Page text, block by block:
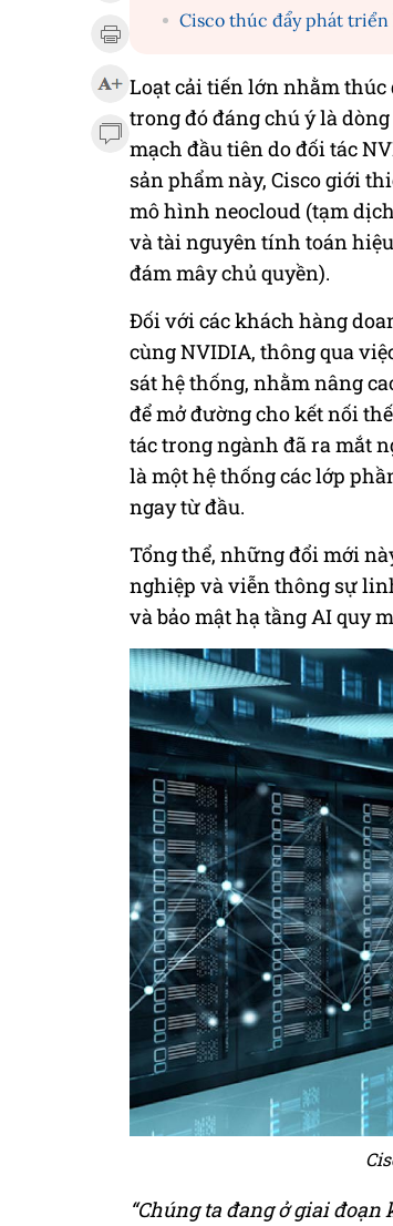
Cisco thúc đẩy phát triển
Loạt cải tiến lớn nhằm
trong đó đáng chú ý là
mạch đầu tiên do đối tác
sản phẩm này, Cisco giới
mô hình neocloud (tạm
và tài nguyên tính toán
đám mây chủ quyền).
Đối với các khách hàng
cùng NVIDIA, thông qua
sát hệ thống, nhằm nâng
để mở đường cho kết nối
tác trong ngành đã ra mắt
là một hệ thống các lớp
ngay từ đầu.
Tổng thể, những đổi mới
nghiệp và viễn thông sự
và bảo mật hạ tầng AI quy
“Chúng ta đang ở giai